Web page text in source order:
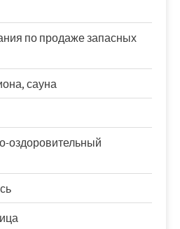
по продаже запасных
сауна
оздоровительный